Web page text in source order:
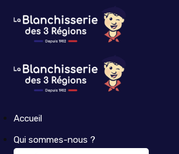
Accueil
Qui sommes-nous ?